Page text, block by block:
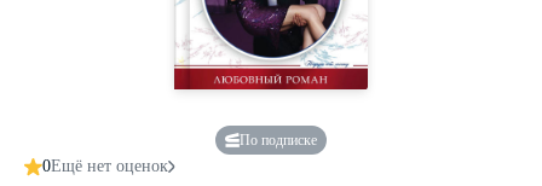
По подписке
0Ещё нет оценок